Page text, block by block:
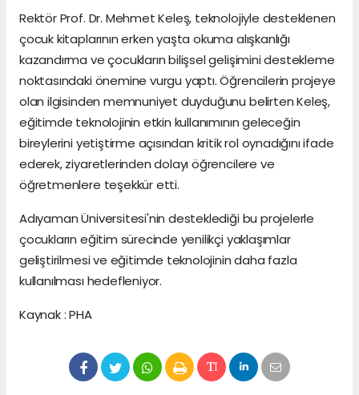
Rektör Prof. Dr. Mehmet Keleş, teknolojiyle desteklenen
çocuk kitaplarının erken yaşta okuma alışkanlığı
kazandırma ve çocukların bilişsel gelişimini destekleme
noktasındaki önemine vurgu yaptı. Öğrencilerin projeye
olan ilgisinden memnuniyet duyduğunu belirten Keleş,
eğitimde teknolojinin etkin kullanımının geleceğin
bireylerini yetiştirme açısından kritik rol oynadığını ifade
ederek, ziyaretlerinden dolayı öğrencilere ve
öğretmenlere teşekkür etti.
Adıyaman Üniversitesi'nin desteklediği bu projelerle
çocukların eğitim sürecinde yenilikçi yaklaşımlar
geliştirilmesi ve eğitimde teknolojinin daha fazla
kullanılması hedefleniyor.
Kaynak : PHA